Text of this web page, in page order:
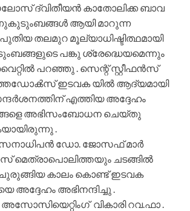
ദ്വിതീയൻ കാതോലിക്ക ബാവ
ആയി മാറുന്ന
തലമുറ മൂല്യാധിഷ്ടിത്ഥമായി
പങ്കു ശ്രേദ്ധെയമെന്നും
പറഞ്ഞു . സെന്റ്‌ സ്റ്റീഫൻസ്
ഇടവക യിൽ ആദ്യമായി
എത്തിയ അദ്ദേഹം
അഭിസംബോധന ചെയ്തു
.
ഡോ. ജോസഫ്‌ മാർ
മെത്രാപൊലിത്തയും ചടങ്ങിൽ
കാലം കൊണ്ട് ഇടവക
അദ്ദേഹം അഭിനന്ദിച്ചു .
വികാരി റവ.ഫാ .